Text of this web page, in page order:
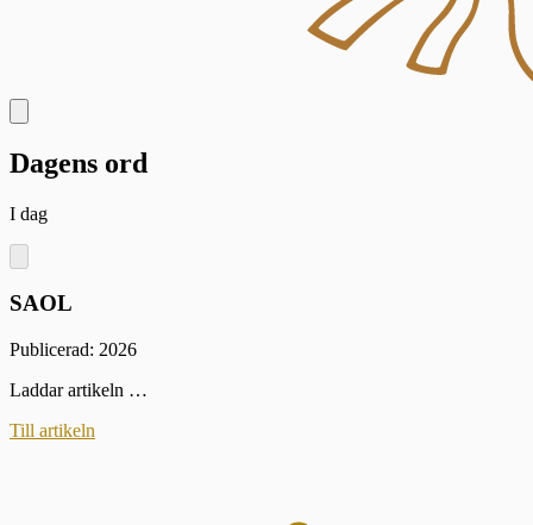
Dagens ord
I dag
SAOL
Publicerad: 2026
Laddar artikeln …
Till artikeln